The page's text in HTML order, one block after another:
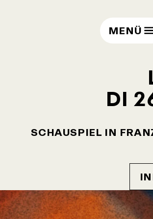
MENÜ
DI
SCHAUSPIEL IN